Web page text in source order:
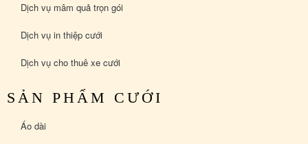
Dịch vụ mâm quả trọn gói
Dịch vụ in thiệp cưới
Dịch vụ cho thuê xe cưới
SẢN PHẨM CƯỚI
Áo dài